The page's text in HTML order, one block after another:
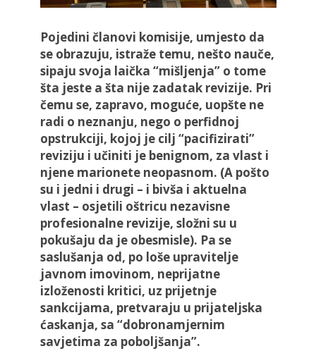
Pojedini članovi komisije, umjesto da
se obrazuju, istraže temu, nešto nauče,
sipaju svoja laička “mišljenja” o tome
šta jeste a šta nije zadatak revizije. Pri
čemu se, zapravo, moguće, uopšte ne
radi o neznanju, nego o perfidnoj
opstrukciji, kojoj je cilj “pacifizirati”
reviziju i učiniti je benignom, za vlast i
njene marionete neopasnom. (A pošto
su i jedni i drugi – i bivša i aktuelna
vlast – osjetili oštricu nezavisne
profesionalne revizije, složni su u
pokušaju da je obesmisle). Pa se
saslušanja od, po loše upravitelje
javnom imovinom, neprijatne
izloženosti kritici, uz prijetnje
sankcijama, pretvaraju u prijateljska
ćaskanja, sa “dobronamjernim
savjetima za poboljšanja”.